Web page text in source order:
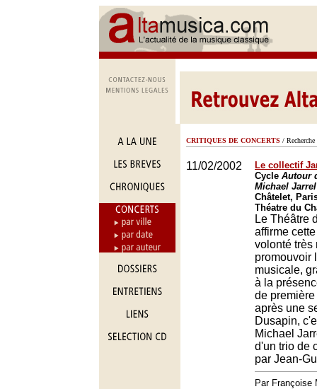
CRITIQUES DE CONCERTS / Recherche
11/02/2002
Le collectif
Cycle Autour
Michael Jarrel
Châtelet,
Théatre du
Le Théâtre
affirme
volonté très
promouvoir
musicale,
à la
de
après une
Dusapin,
Michael
d'un trio de
par Jean-
Par Françoise